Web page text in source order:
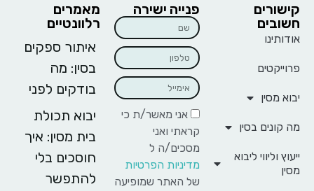
מאמרים
רלוונטיים
איתור ספקים
בסין: מה
בודקים לפני
יבוא תכולת
בית מסין: איך
חוסכים בלי
להתפשר
קישורים
חשובים
אודותינו
פרוייקטים
יבוא מסין
מה קונים בסין
ייעוץ וליווי ליבוא
מסין
פנייה ישירה
אני מאשר/ת כי
קראתי ואני
מסכים/ה ל
מדיניות הפרטיות
של האתר שמופיעה